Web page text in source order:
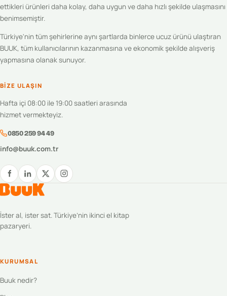
ettikleri ürünleri daha kolay, daha uygun ve daha hızlı şekilde ulaşmasını
benimsemiştir.
Türkiye'nin tüm şehirlerine aynı şartlarda binlerce ucuz ürünü ulaştıran
BUUK, tüm kullanıcılarının kazanmasına ve ekonomik şekilde alışveriş
yapmasına olanak sunuyor.
BIZE ULAŞIN
Hafta içi 08:00 ile 19:00 saatleri arasında
hizmet vermekteyiz.
0850 259 94 49
info@buuk.com.tr
İster al, ister sat. Türkiye’nin ikinci el kitap
pazaryeri.
KURUMSAL
Buuk nedir?